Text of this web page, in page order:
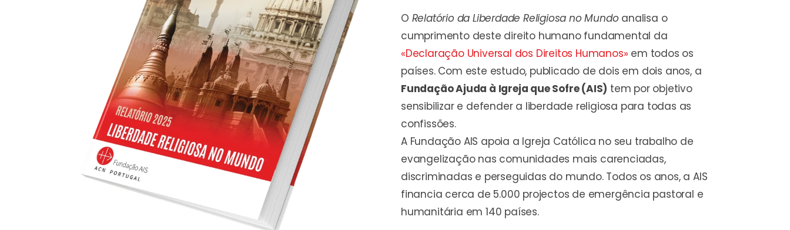
O Relatório da Liberdade Religiosa no Mundoanalisa o
cumprimento deste direito humano fundamental da
«Declaração Universal dos Direitos Humanos» em todos os
países. Com este estudo, publicado de dois em dois anos, a
Fundação Ajuda à Igreja que Sofre (AIS) tem por objetivo
sensibilizar e defender a liberdade religiosa para todas as
confissões.
A Fundação AIS apoia a Igreja Católica no seu trabalho de
evangelização nas comunidades mais carenciadas,
discriminadas e perseguidas do mundo. Todos os anos, a AIS
financia cerca de 5.000 projectos de emergência pastoral e
humanitária em 140 países.